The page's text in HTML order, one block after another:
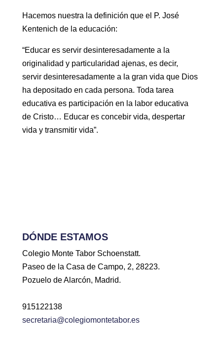
Hacemos nuestra la definición que el P. José
Kentenich de la educación:
“Educar es servir desinteresadamente a la
originalidad y particularidad ajenas, es decir,
servir desinteresadamente a la gran vida que Dios
ha depositado en cada persona. Toda tarea
educativa es participación en la labor educativa
de Cristo… Educar es concebir vida, despertar
vida y transmitir vida”.
DÓNDE ESTAMOS
Colegio Monte Tabor Schoenstatt.
Paseo de la Casa de Campo, 2, 28223.
Pozuelo de Alarcón, Madrid.
915122138
secretaria@colegiomontetabor.es